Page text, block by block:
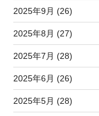
2025年9月 (26)
2025年8月 (27)
2025年7月 (28)
2025年6月 (26)
2025年5月 (28)